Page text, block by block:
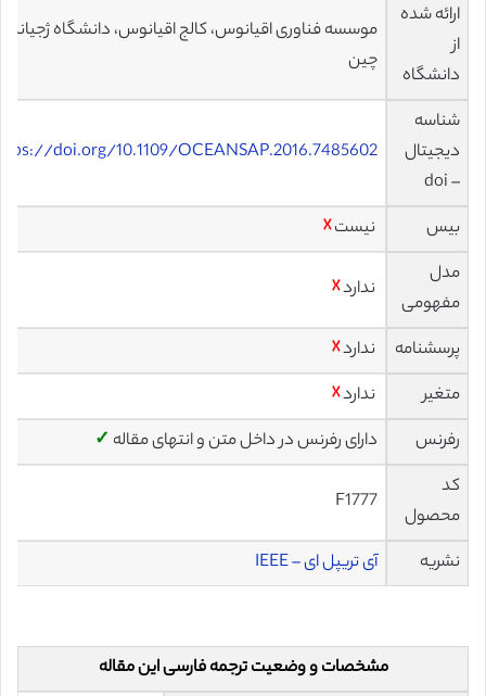
ارائه شده
از
دانشگاه
موسسه فناوری اقیانوس، کالج اقیانوس، دانشگاه
چین
شناسه
دیجیتال
– doi
doi.org/10.1109/OCEANSAP.2016.7485602
بیس نیست☓
مدل
مفهومی
ندارد☓
پرسشنامه ندارد☓
متغیر
ندارد☓
رفرنس
دارای رفرنس در داخل متن و انتهای مقاله ✓
کد
محصول
F1777
نشریه آی تریپل ای – IEEE
مشخصات و وضعیت ترجمه فارسی این مقاله